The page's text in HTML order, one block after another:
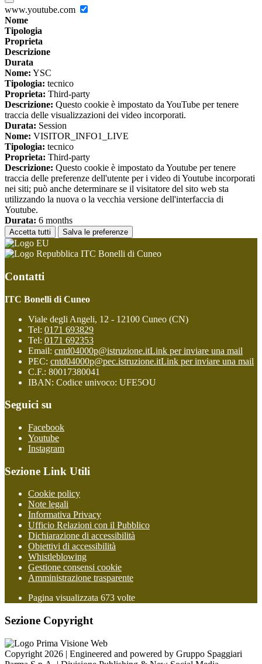
www.youtube.com
Nome
Tipologia
Proprieta
Descrizione
Durata
Nome: YSC
Tipologia: tecnico
Proprieta: Third-party
Descrizione: Questo cookie è impostato da YouTube per tenere
traccia delle visualizzazioni dei video incorporati.
Durata: Session
Nome: VISITOR_INFO1_LIVE
Tipologia: tecnico
Proprieta: Third-party
Descrizione: Questo cookie è impostato da Youtube per tenere
traccia delle preferenze dell'utente per i video di Youtube incorporati
nei siti; può anche determinare se il visitatore del sito web sta
utilizzando la nuova o la vecchia versione dell'interfaccia di
Youtube.
Durata: 6 months
Accetta tutti Salva le preferenze
ITC Bonelli di Cuneo
Contatti
ITC Bonelli di Cuneo
Viale degli Angeli, 12 - 12100 Cuneo (CN)
Tel: 0171 693829
Tel: 0171 692353
Email: cntd04000p@istruzione.itLink per inviare una mail
PEC: cntd04000p@pec.istruzione.itLink per inviare una mail
C.F.: 80017380041
IBAN: Codice univoco: UFE5OU
Seguici su
Facebook
Youtube
Instagram
Sezione Link Utili
Cookie policy
Note legali
Informativa Privacy
Ufficio Relazioni con il Pubblico
Dichiarazione di accessibilità
Obiettivi di accessibilità
Whistleblowing
Gestione consensi cookie
Amministrazione trasparente
Pagina visualizzata 673 volte
Sezione Copyright
Copyright 2026 | Engineered and powered by Gruppo Spaggiari